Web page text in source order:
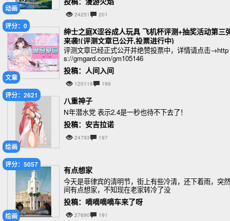
动画
24251 201
文章
评分：0
绅士之庭X涩谷成人玩具 飞机杯评测+抽奖活动第三
来袭!(评测文章已公开,投票进行中)
评测文章已经正式公开并绝赞投票中，详情请点击→http
s://gmgard.com/gm105146
投稿：人间入间
120118 199
绘画
评分：2621
八重神子
N年潜水党 表示2.4是一秒也待不下去了！
投稿：安吉拉诺
24793 197
绘画
评分：5057
有点想家
今天是菲律宾的清明节，街上有些冷清，还下着雨，突然
间有点想家，不知现在老家转冷了没
投稿：嘀嘀嘀嘀车来了呀
27690 191